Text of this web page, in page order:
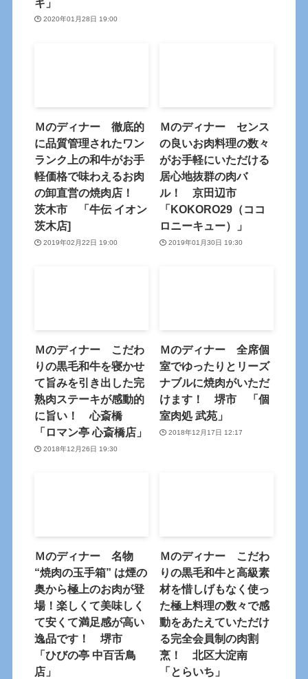
キ」
2020年01月28日 19:00
Ｍのディナー 徹底的
に品質管理されたワン
ランク上の和牛がお手
軽価格で味わえるお肉
の卸直営の焼肉店！
茨木市 「牛伝 イオン
茨木店]
2019年02月22日 19:00
Ｍのディナー センス
の良いお肉料理の数々
がお手軽にいただける
居心地抜群の肉バ
ル！ 京田辺市
「KOKORO29（ココ
ロニーキュー）」
2019年01月30日 19:30
Ｍのディナー こだわ
りの黒毛和牛を寝かせ
て旨みを引き出した完
熟肉ステーキが感動的
に旨い！ 心斎橋
「ロマン亭 心斎橋店」
2018年12月26日 19:30
Ｍのディナー 全席個
室でゆったりとリーズ
ナブルに焼肉がいただ
けます！ 堺市 「個
室肉処 武苑」
2018年12月17日 12:17
Ｍのディナー 名物
“焼肉の玉手箱” は煙の
奥から極上のお肉が登
場！楽しくて美味しく
て安くて満足感が高い
逸品です！ 堺市
「ひびの亭 中百舌鳥
店」
Ｍのディナー こだわ
りの黒毛和牛と高級素
材を惜しげもなく使っ
た極上料理の数々で感
動をあたえていただけ
る完全会員制の肉割
烹！ 北区大淀南
「とらいち」